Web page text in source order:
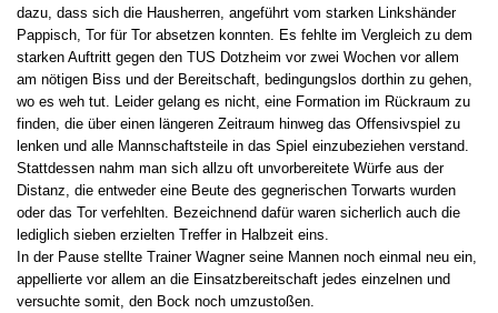
dazu, dass sich die Hausherren, angeführt vom starken Linkshänder
Pappisch, Tor für Tor absetzen konnten. Es fehlte im Vergleich zu dem
starken Auftritt gegen den TUS Dotzheim vor zwei Wochen vor allem
am nötigen Biss und der Bereitschaft, bedingungslos dorthin zu gehen,
wo es weh tut. Leider gelang es nicht, eine Formation im Rückraum zu
finden, die über einen längeren Zeitraum hinweg das Offensivspiel zu
lenken und alle Mannschaftsteile in das Spiel einzubeziehen verstand.
Stattdessen nahm man sich allzu oft unvorbereitete Würfe aus der
Distanz, die entweder eine Beute des gegnerischen Torwarts wurden
oder das Tor verfehlten. Bezeichnend dafür waren sicherlich auch die
lediglich sieben erzielten Treffer in Halbzeit eins.
In der Pause stellte Trainer Wagner seine Mannen noch einmal neu ein,
appellierte vor allem an die Einsatzbereitschaft jedes einzelnen und
versuchte somit, den Bock noch umzustoßen.